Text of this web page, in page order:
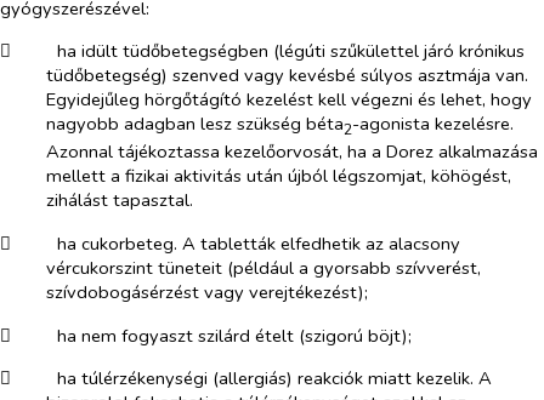
gyógyszerészével:
​
ha idült tüdőbetegségben (légúti szűkülettel járó krónikus
tüdőbetegség) szenved vagy kevésbé súlyos asztmája van.
Egyidejűleg hörgőtágító kezelést kell végezni és lehet, hogy
nagyobb adagban lesz szükség béta2-agonista kezelésre.
Azonnal tájékoztassa kezelőorvosát, ha a Dorez alkalmazása
mellett a fizikai aktivitás után újból légszomjat, köhögést,
zihálást tapasztal.
​
ha cukorbeteg. A tabletták elfedhetik az alacsony
vércukorszint tüneteit (például a gyorsabb szívverést,
szívdobogásérzést vagy verejtékezést);
​
ha nem fogyaszt szilárd ételt (szigorú böjt);
​
ha túlérzékenységi (allergiás) reakciók miatt kezelik. A